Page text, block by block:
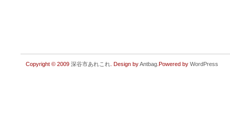
Copyright © 2009 深谷市あれこれ . Design byAntbag .Powered by WordPress